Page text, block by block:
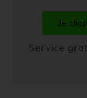
Je
Service